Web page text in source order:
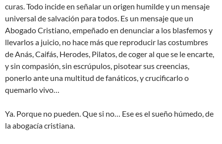
curas. Todo incide en señalar un origen humilde y un mensaje
universal de salvación para todos. Es un mensaje que un
Abogado Cristiano, empeñado en denunciar a los blasfemos y
llevarlos a juicio, no hace más que reproducir las costumbres
de Anás, Caifás, Herodes, Pilatos, de coger al que se le encarte,
y sin compasión, sin escrúpulos, pisotear sus creencias,
ponerlo ante una multitud de fanáticos, y crucificarlo o
quemarlo vivo…
Ya. Porque no pueden. Que si no… Ese es el sueño húmedo, de
la abogacía cristiana.